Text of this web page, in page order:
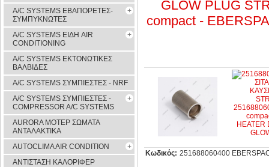
Κωδικός: 251688060400
A/C SYSTEMS ΕΒΑΠΟΡΕΤΕΣ-
ΣΥΜΠYΚΝΩΤΕΣ
A/C SYSTEMS ΕΙΔΗ AIR
CONDITIONING
A/C SYSTEMS ΕΚΤΟΝΩΤΙΚΕΣ
ΒΑΛΒΙΔΕΣ
A/C SYSTEMS ΣΥΜΠΙΕΣΤΕΣ - NRF
A/C SYSTEMS ΣΥΜΠΙΕΣΤΕΣ -
COMPRESSOR A/C SYSTEMS
AURORA ΜΟΤΕΡ ΣΩΜΑΤΑ
ΑΝΤΑΛΑΚΤΙΚΑ
AUTOCLIMA AIR CONDITION
ΑΝΤΙΣΤΑΣΗ ΚΑΛΟΡΙΦΕΡ